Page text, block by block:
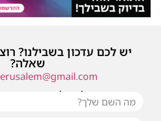
יש לכם עדכון בשבילנו?
שאלה?
או שילחו אלינו פנייה